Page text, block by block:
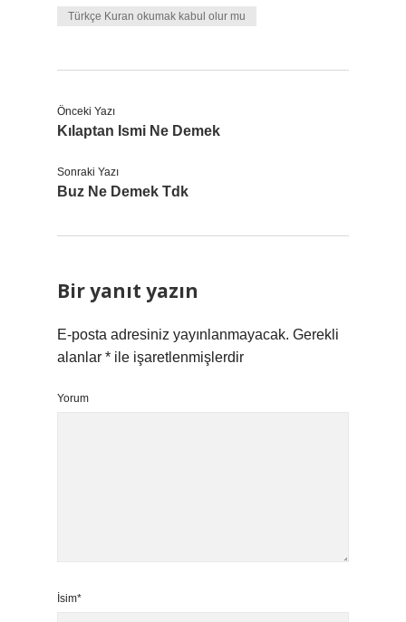
Türkçe Kuran okumak kabul olur mu
Önceki Yazı
Kılaptan Ismi Ne Demek
Sonraki Yazı
Buz Ne Demek Tdk
Bir yanıt yazın
E-posta adresiniz yayınlanmayacak. Gerekli
alanlar * ile işaretlenmişlerdir
Yorum
İsim*